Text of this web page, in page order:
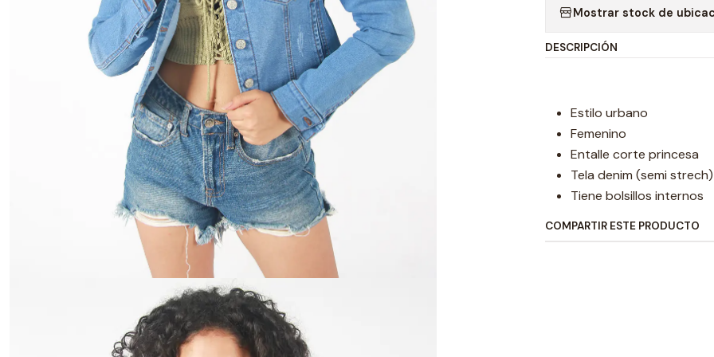
Mostrar stock de
DESCRIPCIÓN
Estilo urbano
Femenino
Entalle corte princesa
Tela denim (semi strech)
Tiene bolsillos internos
COMPARTIR ESTE PRODUCTO